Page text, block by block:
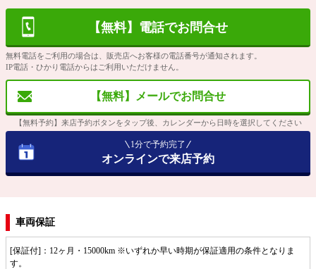
【無料】電話でお問合せ
無料電話をご利用の場合は、販売店へお客様の電話番号が通知されます。
IP電話・ひかり電話からはご利用いただけません。
【無料】メールでお問合せ
【無料予約】来店予約ボタンをタップ後、カレンダーから日時を選択してください
1分で予約完了
オンラインで来店予約
車両保証
[保証付]：12ヶ月・15000km ※いずれか早い時期が保証適用の条件となりま
す。